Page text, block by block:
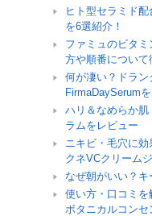
ヒト型セラミド
を6選紹介！
ファミュのビタ
方や順番について
何が凄い？ドラ
FirmaDaySerum
ハリ＆なめらか
ラムをレビュー
ニキビ・毛穴に
クネVCクリーム
なぜ朝がいい？
使い方・口コミを
ボタニカルコンセ